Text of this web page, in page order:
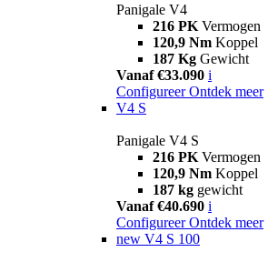
Panigale V4
216 PK Vermogen
120,9 Nm Koppel
187 Kg Gewicht
Vanaf €33.090 i
Configureer Ontdek meer
V4 S
Panigale V4 S
216 PK Vermogen
120,9 Nm Koppel
187 kg gewicht
Vanaf €40.690 i
Configureer Ontdek meer
new V4 S 100